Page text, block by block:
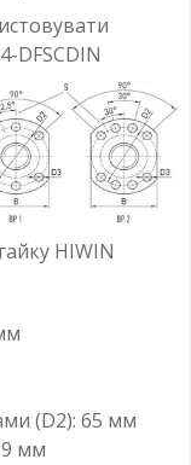
DFSCDIN
HIWIN
(D2): 65 мм
9 мм